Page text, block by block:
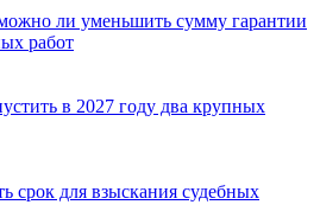
ли уменьшить сумму гарантии
работ
в 2027 году два крупных
срок для взыскания судебных